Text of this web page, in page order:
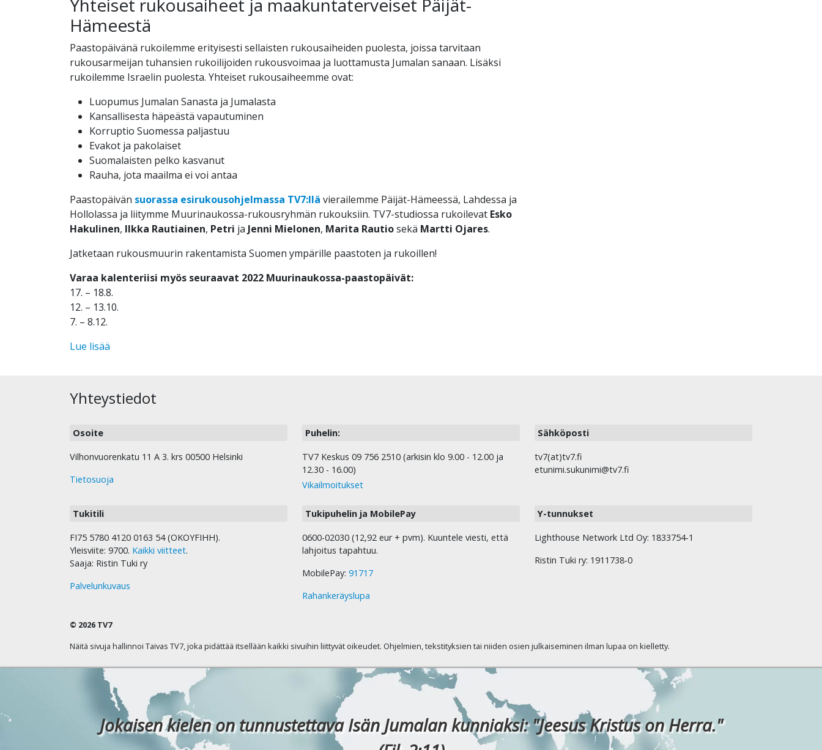
Yhteiset rukousaiheet ja maakuntaterveiset Päijät-
Hämeestä
Paastopäivänä rukoilemme erityisesti sellaisten rukousaiheiden puolesta, joissa tarvitaan
rukousarmeijan tuhansien rukoilijoiden rukousvoimaa ja luottamusta Jumalan sanaan. Lisäksi
rukoilemme Israelin puolesta. Yhteiset rukousaiheemme ovat:
Luopumus Jumalan Sanasta ja Jumalasta
Kansallisesta häpeästä vapautuminen
Korruptio Suomessa paljastuu
Evakot ja pakolaiset
Suomalaisten pelko kasvanut
Rauha, jota maailma ei voi antaa
Paastopäivän suorassa esirukousohjelmassa TV7:llä vierailemme Päijät-Hämeessä, Lahdessa ja
Hollolassa ja liitymme Muurinaukossa-rukousryhmän rukouksiin. TV7-studiossa rukoilevat Esko
Hakulinen, Ilkka Rautiainen, Petri ja Jenni Mielonen, Marita Rautiosekä Martti Ojares.
Jatketaan rukousmuurin rakentamista Suomen ympärille paastoten ja rukoillen!
Varaa kalenteriisi myös seuraavat 2022 Muurinaukossa-paastopäivät:
17. – 18.8.
12. – 13.10.
7. – 8.12.
Lue lisää
Yhteystiedot
Osoite
Vilhonvuorenkatu 11 A 3. krs 00500 Helsinki
Tietosuoja
Puhelin:
TV7 Keskus 09 756 2510 (arkisin klo 9.00 - 12.00 ja
12.30 - 16.00)
Vikailmoitukset
Sähköposti
tv7(at)tv7.fi
etunimi.sukunimi@tv7.fi
Tukitili
FI75 5780 4120 0163 54 (OKOYFIHH).
Yleisviite: 9700. Kaikki viitteet.
Saaja: Ristin Tuki ry
Palvelunkuvaus
Tukipuhelin ja MobilePay
0600-02030 (12,92 eur + pvm). Kuuntele viesti, että
lahjoitus tapahtuu.
MobilePay: 91717
Rahankeräyslupa
Y-tunnukset
Lighthouse Network Ltd Oy: 1833754-1
Ristin Tuki ry: 1911738-0
© 2026 TV7
Näitä sivuja hallinnoi Taivas TV7, joka pidättää itsellään kaikki sivuihin liittyvät oikeudet. Ohjelmien, tekstityksien tai niiden osien julkaiseminen ilman lupaa on kielletty.
Jokaisen kielen on tunnustettava Isän Jumalan kunniaksi: "Jeesus Kristus on Herra."